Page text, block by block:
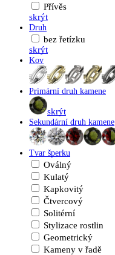
Přívěs
skrýt
Druh
bez řetízku
skrýt
Kov
Primární druh kamene
skrýt
Sekundární druh kamene
Tvar šperku
Oválný
Kulatý
Kapkovitý
Čtvercový
Solitérní
Stylizace rostlin
Geometrický
Kameny v řadě